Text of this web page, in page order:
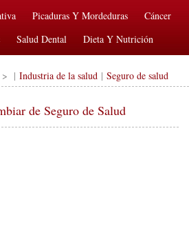
Picaduras Y Mordeduras
Cáncer
Salud Dental
Dieta Y Nutrición
Cirugías Y Procedimientos Salud
> | Industria de la salud | Seguro de salud
de Seguro de Salud